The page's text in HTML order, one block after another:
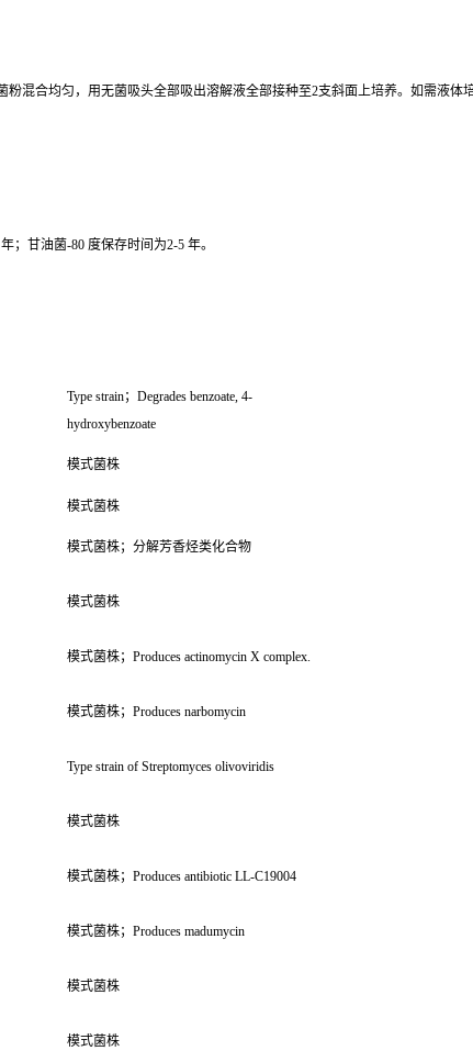
混合均匀，用无菌吸头全部吸出溶解液全部接种至2支斜面上培养。如需液体
；甘油菌-80 度保存时间为2-5 年。
Type strain；Degrades benzoate, 4-
hydroxybenzoate
模式菌株
模式菌株
模式菌株；分解芳香烃类化合物
模式菌株
模式菌株；Produces actinomycin X complex.
模式菌株；Produces narbomycin
Type strain of Streptomyces olivoviridis
模式菌株
模式菌株；Produces antibiotic LL-C19004
模式菌株；Produces madumycin
模式菌株
模式菌株